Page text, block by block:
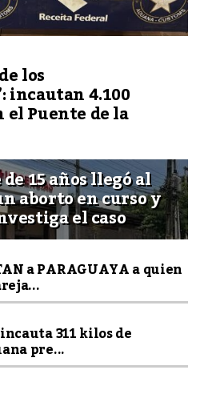
los
incautan 4.100
el Puente de la
15 años llegó al
aborto en curso y
el caso
a PARAGUAYA a quien
311 kilos de
pre...